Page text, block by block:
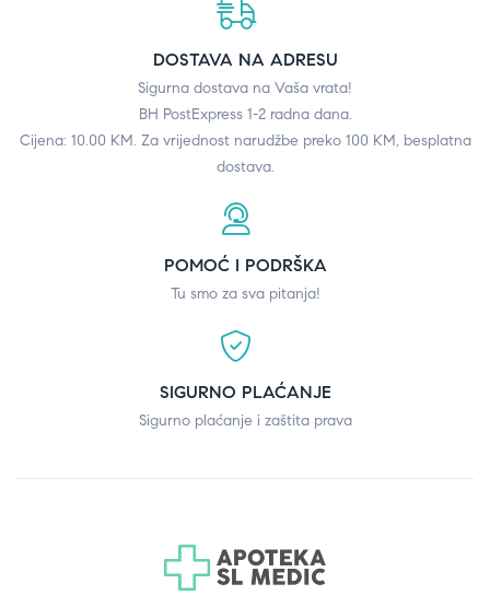
DOSTAVA NA ADRESU
Sigurna dostava na Vaša vrata!
BH PostExpress 1-2 radna dana.
Cijena: 10.00 KM. Za vrijednost narudžbe preko 100 KM, besplatna
dostava.
POMOĆ I PODRŠKA
Tu smo za sva pitanja!
SIGURNO PLAĆANJE
Sigurno plaćanje i zaštita prava